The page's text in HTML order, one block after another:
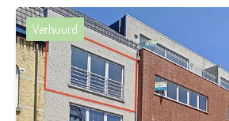
Verhuurd